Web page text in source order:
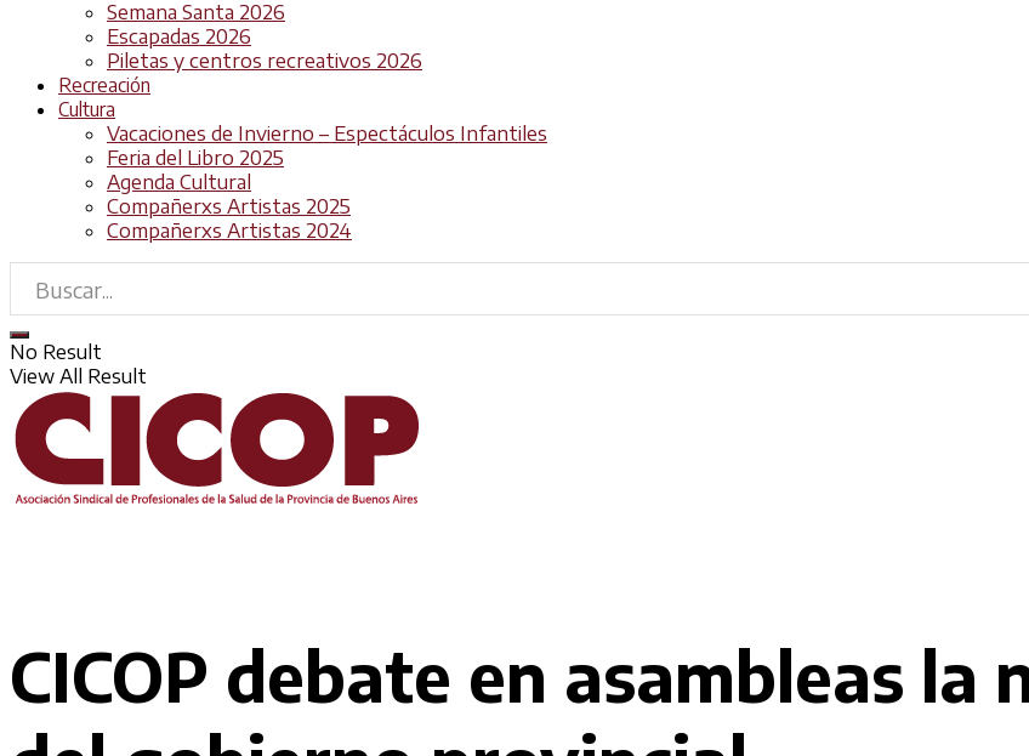
Semana Santa 2026
Escapadas 2026
Piletas y centros recreativos 2026
Recreación
Cultura
Vacaciones de Invierno – Espectáculos Infantiles
Feria del Libro 2025
Agenda Cultural
Compañerxs Artistas 2025
Compañerxs Artistas 2024
No Result
View All Result
CICOP debate en asambleas la